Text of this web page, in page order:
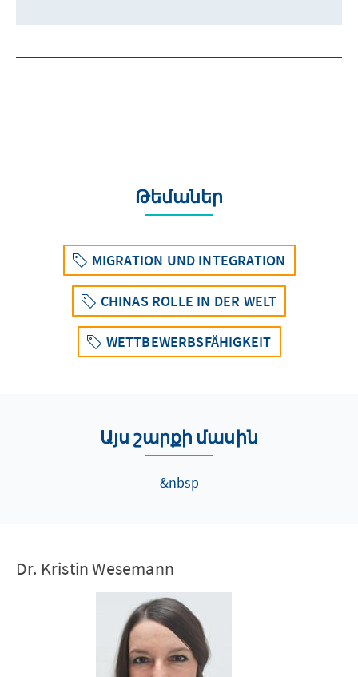
Թեմաներ
MIGRATION UND INTEGRATION
CHINAS ROLLE IN DER WELT
WETTBEWERBSFÄHIGKEIT
Այս շարքի մասին
&nbsp
Dr. Kristin Wesemann